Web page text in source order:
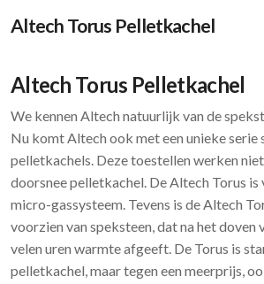
Altech Torus Pelletkachel
Altech Torus Pelletkachel
We kennen Altech natuurlijk van de
Nu komt Altech ook met een unieke serie
pelletkachels. Deze toestellen werken
doorsnee pelletkachel. De Altech Torus is
micro-gassysteem. Tevens is de Altech
voorzien van speksteen, dat na het doven
velen uren warmte afgeeft. De Torus is
pelletkachel, maar tegen een meerprijs,